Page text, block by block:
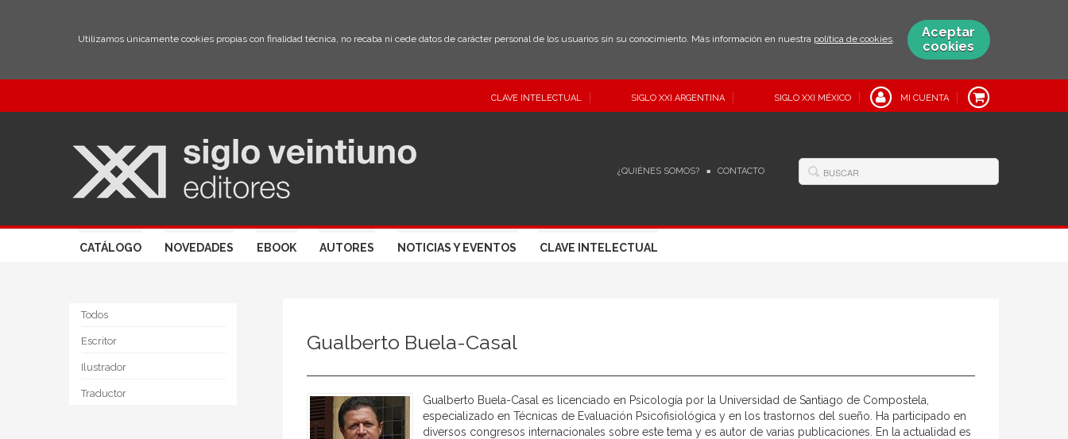
Utilizamos únicamente cookies propias con finalidad técnica, no recaba ni cede datos de carácter personal de los usuarios sin su conocimiento. Más información en nuestra política de cookies.
Aceptar
cookies
CLAVE INTELECTUAL SIGLO XXI ARGENTINA SIGLO XXI MÉXICO MI CUENTA
¿QUIÉNES SOMOS? CONTACTO
CATÁLOGO NOVEDADES EBOOK AUTORES NOTICIAS Y EVENTOS CLAVE INTELECTUAL
Todos
Escritor
Ilustrador
Traductor
Gualberto Buela-Casal
Gualberto Buela-Casal es licenciado en Psicología por la Universidad de Santiago de Compostela,
especializado en Técnicas de Evaluación Psicofisiológica y en los trastornos del sueño. Ha participado en
diversos congresos internacionales sobre este tema y es autor de varias publicaciones. En la actualidad es